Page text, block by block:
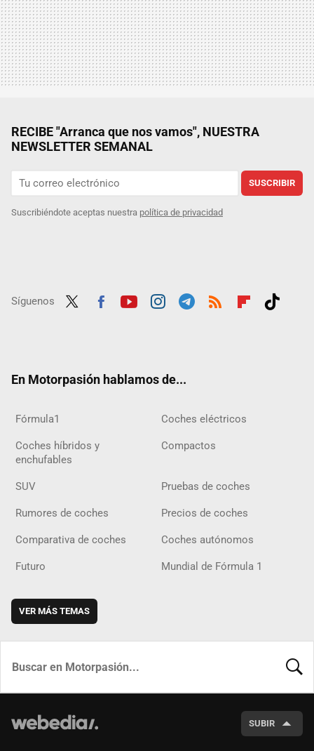
RECIBE "Arranca que nos vamos", NUESTRA
NEWSLETTER SEMANAL
SUSCRIBIR
Suscribiéndote aceptas nuestra política de privacidad
Síguenos
En Motorpasión hablamos de...
Fórmula1 Coches eléctricos
Coches híbridos y
enchufables
Compactos
SUV Pruebas de coches
Rumores de coches Precios de coches
Comparativa de coches Coches autónomos
Futuro Mundial de Fórmula 1
VER MÁS TEMAS
SUBIR